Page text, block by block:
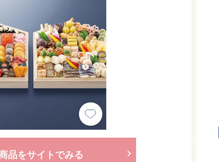
品をサイトでみる